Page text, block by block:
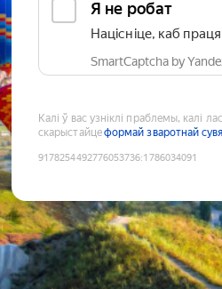
Я не робат
Націсніце, каб
SmartCaptcha by
Калі ў вас узніклі праблемы, калі
скарыстайцеформай зваротнай
9178254492776053736:1786034091